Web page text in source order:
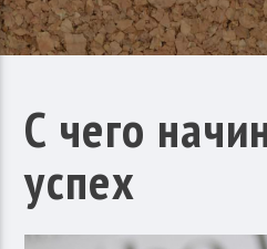
С чего
успех